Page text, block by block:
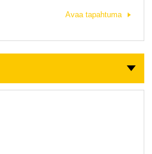
Avaa tapahtuma